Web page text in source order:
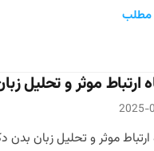
مطلب
ارتباط موثر و تحلیل
2025-